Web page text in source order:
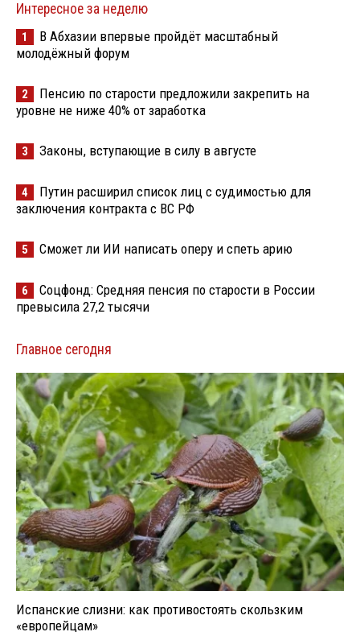
Интересное за неделю
1
В Абхазии впервые пройдёт масштабный
молодёжный форум
2
Пенсию по старости предложили закрепить на
уровне не ниже 40% от заработка
3 Законы, вступающие в силу в августе
4
Путин расширил список лиц с судимостью для
заключения контракта с ВС РФ
5 Сможет ли ИИ написать оперу и спеть арию
6
Соцфонд: Средняя пенсия по старости в России
превысила 27,2 тысячи
Главное сегодня
Испанские слизни: как противостоять скользким
«европейцам»